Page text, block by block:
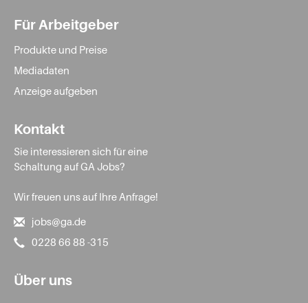
Für Arbeitgeber
Produkte und Preise
Mediadaten
Anzeige aufgeben
Kontakt
Sie interessieren sich für eine
Schaltung auf GA Jobs?
Wir freuen uns auf Ihre Anfrage!
jobs@ga.de
0228 66 88 -315
Über uns